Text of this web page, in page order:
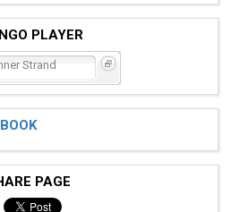
PLAYER
Strand
PAGE